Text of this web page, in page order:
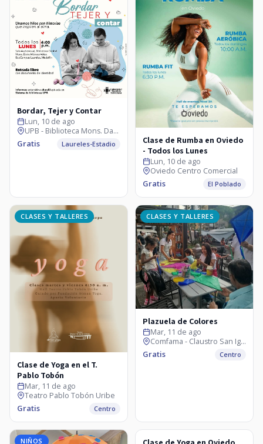
Bordar, Tejer y Contar
Lun, 10 de ago
UPB - Biblioteca Mons. Darío Múnera
Gratis Laureles-Estadio
Clase de Rumba en Oviedo
- Todos los Lunes
Lun, 10 de ago
Oviedo Centro Comercial
Gratis El Poblado
CLASES Y TALLERES
Clase de Yoga en el T.
Pablo Tobón
Mar, 11 de ago
Teatro Pablo Tobón Uribe
Gratis Centro
CLASES Y TALLERES
Plazuela de Colores
Mar, 11 de ago
Comfama - Claustro San Ignacio
Gratis Centro
NIÑOS CLASES Y TALLERES